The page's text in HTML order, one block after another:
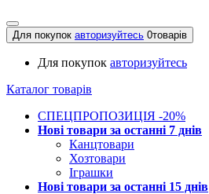
Для покупок авторизуйтесь 0товарів
Для покупок авторизуйтесь
Каталог товарів
СПЕЦПРОПОЗИЦІЯ -20%
Нові товари за останнi 7 днiв
Канцтовари
Хозтовари
Іграшки
Нові товари за останнi 15 днiв